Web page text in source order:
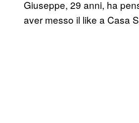
Giuseppe, 29 anni, ha
aver messo il like a Casa